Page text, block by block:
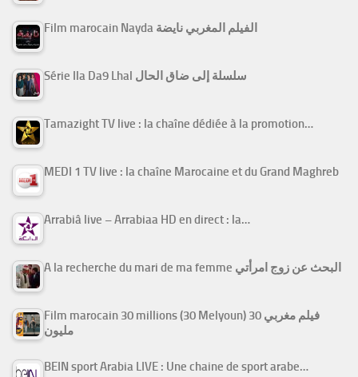
Film marocain Nayda الفيلم المغربي نايضة
Série Ila Da9 Lhal سلسلة إلى ضاق الحال
Tamazight TV live : la chaîne dédiée à la promotion…
MEDI 1 TV live : la chaîne Marocaine et du Grand Maghreb
Arrabiâ live – Arrabiaa HD en direct : la…
A la recherche du mari de ma femme البحث عن زوج امرأتي
Film marocain 30 millions (30 Melyoun) فيلم مغربي 30
مليون
BEIN sport Arabia LIVE : Une chaine de sport arabe…